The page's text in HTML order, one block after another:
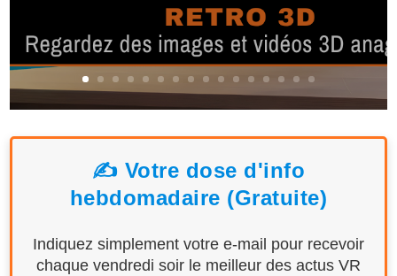
✍️ Votre dose d'info
hebdomadaire (Gratuite)
Indiquez simplement votre e-mail pour recevoir
chaque vendredi soir le meilleur des actus VR